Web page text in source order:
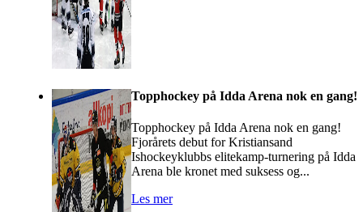
Topphockey på Idda Arena nok en gang!
Topphockey på Idda Arena nok en gang!
Fjorårets debut for Kristiansand
Ishockeyklubbs elitekamp-turnering på Idda
Arena ble kronet med suksess og...
Les mer